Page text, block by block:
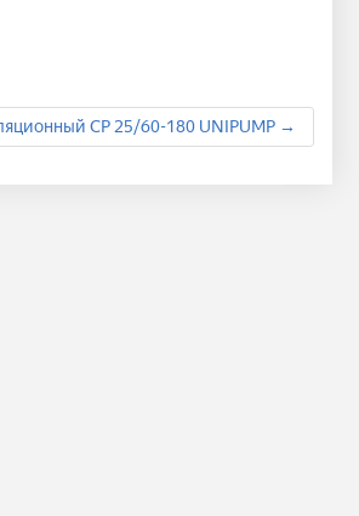
CP 25/60-180 UNIPUMP →